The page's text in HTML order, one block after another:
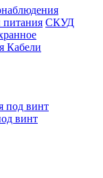
питания СКУД
Кабели
винт